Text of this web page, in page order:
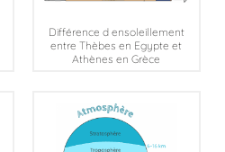
Différence d ensoleillement
entre Thèbes en Egypte et
Athènes en Grèce